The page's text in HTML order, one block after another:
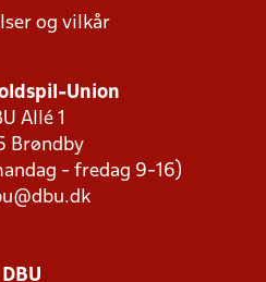
og vilkår
Union
Allé 1
Brøndby
- fredag 9-16)
DBU